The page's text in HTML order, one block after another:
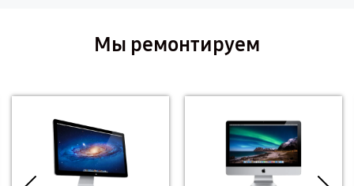
Мы ремонтируем